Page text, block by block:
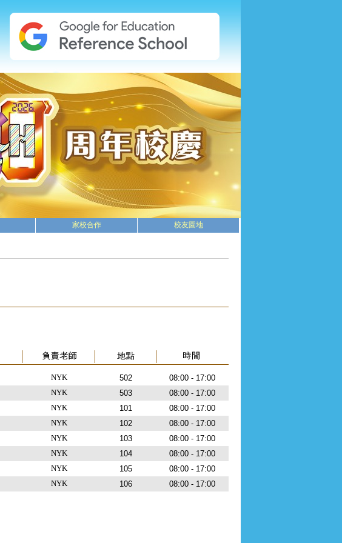
家校合作 校友園地
NYK 502
08:00 - 17:00
NYK 503
08:00 - 17:00
NYK 101
08:00 - 17:00
NYK 102
08:00 - 17:00
NYK 103
08:00 - 17:00
NYK 104
08:00 - 17:00
NYK 105
08:00 - 17:00
NYK 106 08:00 - 17:00